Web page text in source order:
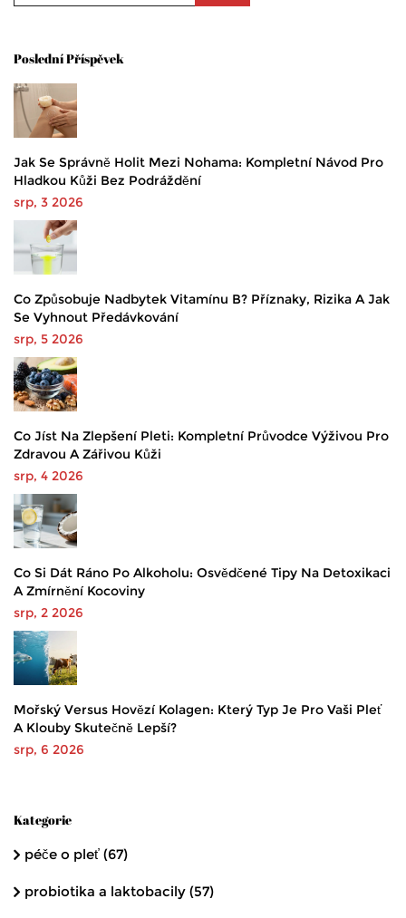
Poslední Příspěvek
Jak Se Správně Holit Mezi Nohama: Kompletní Návod Pro
Hladkou Kůži Bez Podráždění
srp, 3 2026
Co Způsobuje Nadbytek Vitamínu B? Příznaky, Rizika A Jak
Se Vyhnout Předávkování
srp, 5 2026
Co Jíst Na Zlepšení Pleti: Kompletní Průvodce Výživou Pro
Zdravou A Zářivou Kůži
srp, 4 2026
Co Si Dát Ráno Po Alkoholu: Osvědčené Tipy Na Detoxikaci
A Zmírnění Kocoviny
srp, 2 2026
Mořský Versus Hovězí Kolagen: Který Typ Je Pro Vaši Pleť
A Klouby Skutečně Lepší?
srp, 6 2026
Kategorie
péče o pleť (67)
probiotika a laktobacily (57)